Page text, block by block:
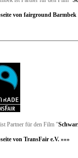
von fairground Barmbek
Partner für den Film "
von TransFair e.V. »»»